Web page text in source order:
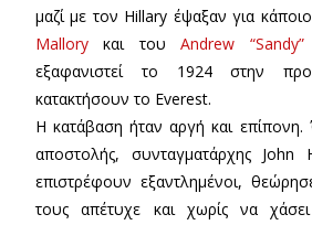
μαζί με τον Hillary έψαξαν για
Mallory και τουAndrew
εξαφανιστεί το 1924 στην
κατακτήσουν το Everest.
Η κατάβαση ήταν αργή και
αποστολής, συνταγματάρχης
επιστρέφουν εξαντλημένοι,
τους απέτυχε και χωρίς να